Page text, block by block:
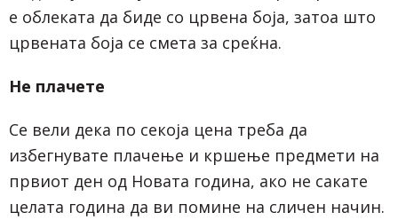
е облеката да биде со црвена боја, затоа што
црвената боја се смета за среќна.
Не плачете
Се вели дека по секоја цена треба да
избегнувате плачење и кршење предмети на
првиот ден од Новата година, ако не сакате
целата година да ви помине на сличен начин.